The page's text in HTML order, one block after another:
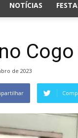
NOTÍCIAS
de 2023